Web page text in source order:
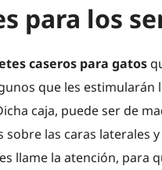
para los
caseros para gatos
que les
caja, puede ser de
las caras laterales
llame la atención, para